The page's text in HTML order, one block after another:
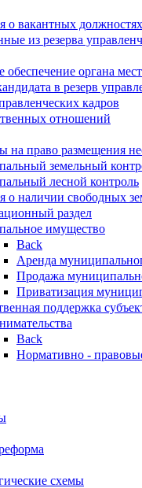
о вакантных
из резерва
обеспечение органа
в резерв
кадров
отношений
на право размещения
земельный
лесной контроль
о наличии свободных
раздел
имущество
Back
Аренда
Продажа
Приватизация
поддержка
Back
Нормативно -
схемы